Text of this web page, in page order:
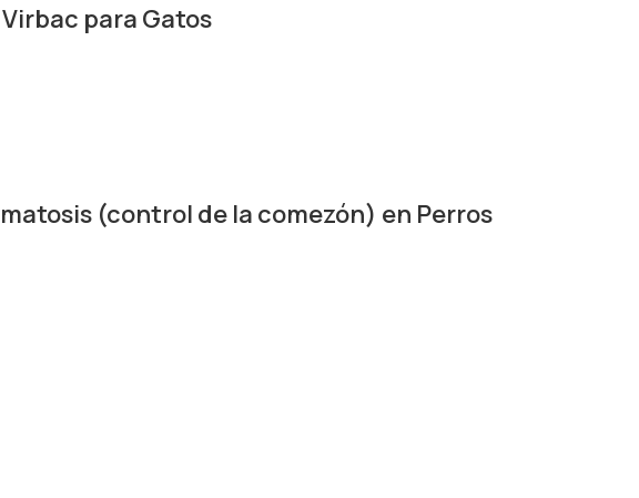
para Gatos
(control de la comezón) en Perros